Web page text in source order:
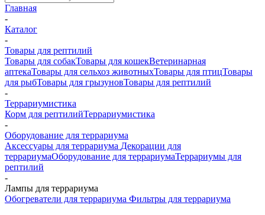
Главная
-
Каталог
-
Товары для рептилий
Товары для собакТовары для кошекВетеринарная
аптекаТовары для сельхоз животныхТовары для птицТовары
для рыбТовары для грызуновТовары для рептилий
-
Террариумистика
Корм для рептилийТеррариумистика
-
Оборудование для террариума
Аксессуары для террариума Декорации для
террариумаОборудование для террариумаТеррариумы для
рептилий
-
Лампы для террариума
Обогреватели для террариума Фильтры для террариума